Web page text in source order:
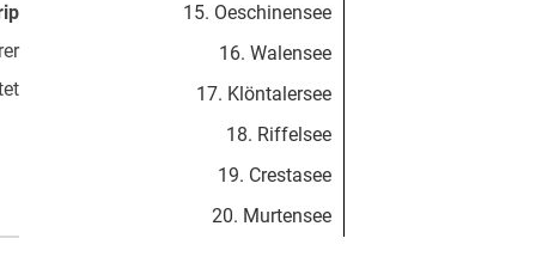
15. Oeschinensee
16. Walensee
17. Klöntalersee
18. Riffelsee
19. Crestasee
20. Murtensee